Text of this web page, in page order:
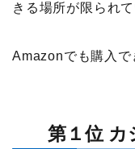
きる場所が限られ
Amazonでも購入で
第１位 カ